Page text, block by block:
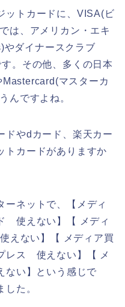
ットカードに、VISA(ビ
は、アメリカン・エキ
ダイナースクラブ
。その他、多くの日本
マスターカ
んですよね。
ドやdカード、楽天カー
トカードがありますか
ーネットで、【メディ
使えない】【 メディ
ない】【 メディア買
レス 使えない】【 メ
い】という感じで
た。